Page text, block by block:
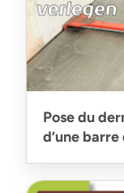
Pose du
d’une